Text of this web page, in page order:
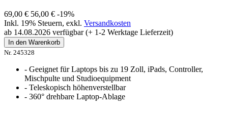
69,00 € 56,00 € -19%
Inkl. 19% Steuern, exkl. Versandkosten
ab 14.08.2026 verfügbar (+ 1-2 Werktage Lieferzeit)
In den Warenkorb
Nr. 245328
- Geeignet für Laptops bis zu 19 Zoll, iPads, Controller,
Mischpulte und Studioequipment
- Teleskopisch höhenverstellbar
- 360° drehbare Laptop-Ablage